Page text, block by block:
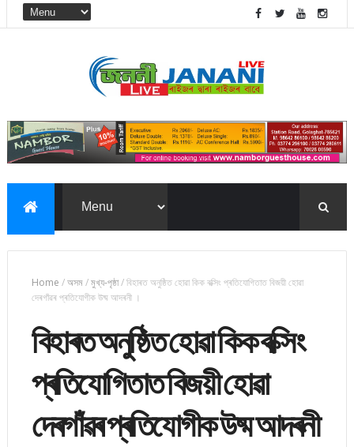
Home /অসম/মুখ্য-পৃষ্ঠা/বিহাৰত অনুষ্ঠিত হোৱা কিক বক্সিং প্ৰতিযোগিতাত বিজয়ী হোৱা
দেৰগাঁৱৰ প্ৰতিযোগীক উষ্ম আদৰনী ।
বিহাৰত অনুষ্ঠিত হোৱা কিক বক্সিং
প্ৰতিযোগিতাত বিজয়ী হোৱা
দেৰগাঁৱৰ প্ৰতিযোগীক উষ্ম আদৰনী